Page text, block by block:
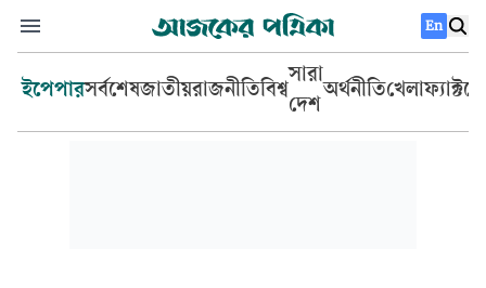
En
ইপেপারসর্বশেষজাতীয়রাজনীতিবিশ্ব
সারা
দেশ
অর্থনীতিখেলা